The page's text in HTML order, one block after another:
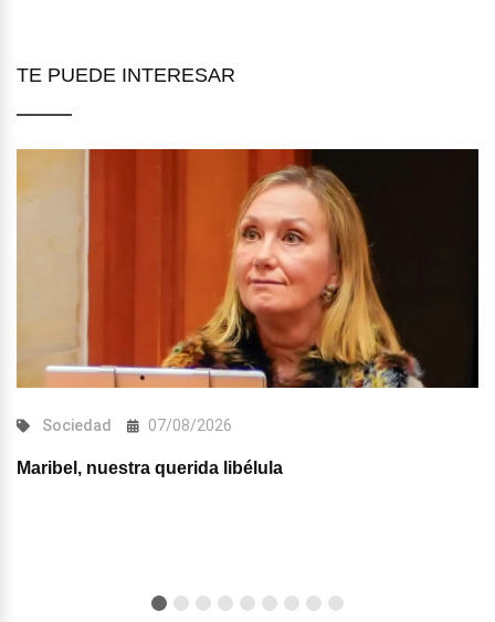
TE PUEDE INTERESAR
Sociedad 07/08/2026
Maribel, nuestra querida libélula